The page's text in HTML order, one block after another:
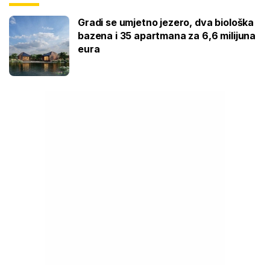
Gradi se umjetno jezero, dva biološka
bazena i 35 apartmana za 6,6 milijuna
eura